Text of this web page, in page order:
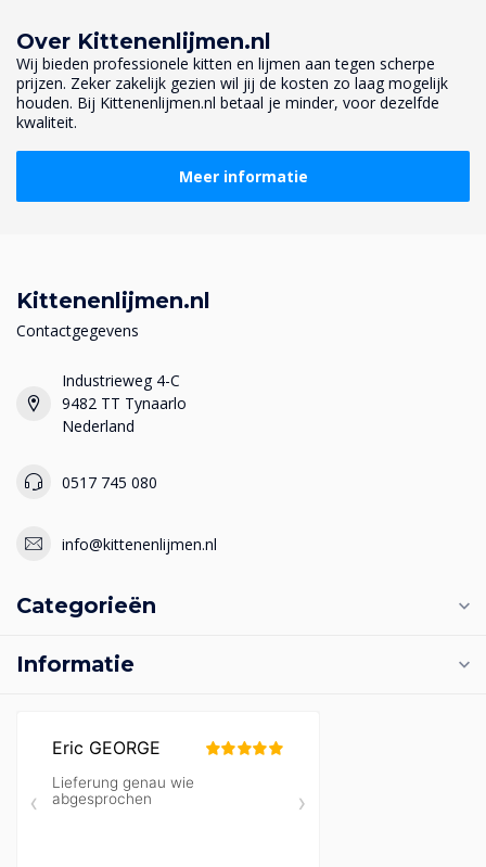
Over Kittenenlijmen.nl
Wij bieden professionele kitten en lijmen aan tegen scherpe
prijzen. Zeker zakelijk gezien wil jij de kosten zo laag mogelijk
houden. Bij Kittenenlijmen.nl betaal je minder, voor dezelfde
kwaliteit.
Meer informatie
Kittenenlijmen.nl
Contactgegevens
Industrieweg 4-C
9482 TT Tynaarlo
Nederland
0517 745 080
info@kittenenlijmen.nl
Categorieën
Informatie